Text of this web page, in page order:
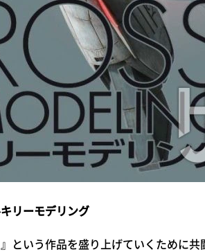
リーモデリング
という作品を盛り上げていくために共